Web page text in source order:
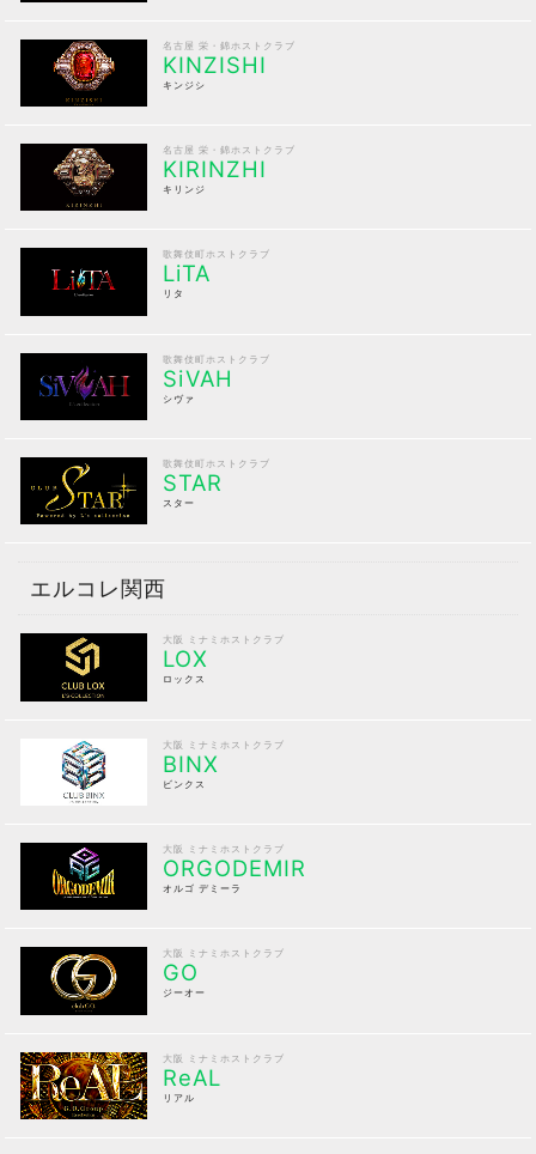
名古屋 栄・錦ホストクラブ
KINZISHI
キンジシ
名古屋 栄・錦ホストクラブ
KIRINZHI
キリンジ
歌舞伎町ホストクラブ
LiTA
リタ
歌舞伎町ホストクラブ
SiVAH
シヴァ
歌舞伎町ホストクラブ
STAR
スター
エルコレ関西
大阪 ミナミホストクラブ
LOX
ロックス
大阪 ミナミホストクラブ
BINX
ビンクス
大阪 ミナミホストクラブ
ORGODEMIR
オルゴ デミーラ
大阪 ミナミホストクラブ
GO
ジーオー
大阪 ミナミホストクラブ
ReAL
リアル